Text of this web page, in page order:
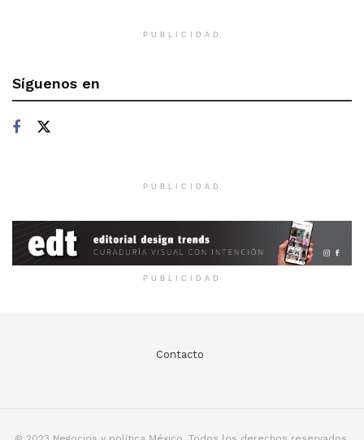
PUBLICIDAD
Síguenos en
PUBLICIDAD
PUBLICIDAD
Contacto